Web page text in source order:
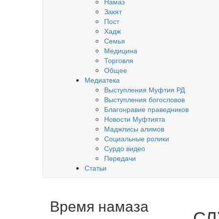
Закят
Пост
Хадж
Семья
Медицина
Торговля
Общее
Медиатека
Выступления Муфтия РД
Выступления богословов
Благонравие праведников
Новости Муфтията
Маджлисы алимов
Социальные ролики
Сурдо видео
Передачи
Статьи
Время намаза